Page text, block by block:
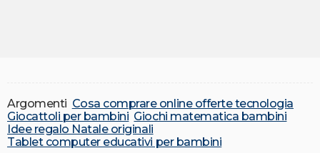
Argomenti Cosa comprare online offerte tecnologia
Giocattoli per bambini Giochi matematica bambini
Idee regalo Natale originali
Tablet computer educativi per bambini